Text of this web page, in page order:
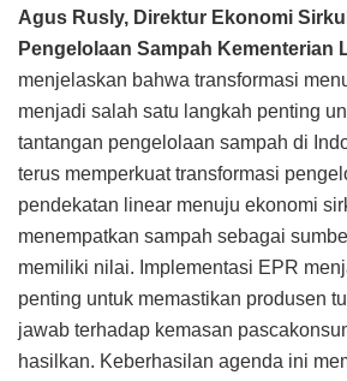
Agus Rusly, Direktur Ekonomi
Pengelolaan Sampah Kementerian
menjelaskan bahwa transformasi
menjadi salah satu langkah penting
tantangan pengelolaan sampah di
terus memperkuat transformasi
pendekatan linear menuju ekonomi
menempatkan sampah sebagai
memiliki nilai. Implementasi EPR
penting untuk memastikan produsen
jawab terhadap kemasan
hasilkan. Keberhasilan agenda ini